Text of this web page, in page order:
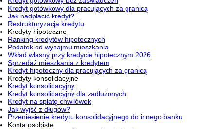
Kredyt gotówkowy dla pracujących za granicą
Jak nadpłacić kredyt?
Restrukturyzacja kredytu
Kredyty hipoteczne
Ranking kredytów hipotecznych
Podatek od wynajmu mieszkania
Wkład własny przy kredycie hipotecznym 2026
Sprzedaż mieszkania z kredytem
Kredyt hipoteczny dla pracujących za granicą
Kredyty konsolidacyjne
Kredyt konsolidacyjny
Kredyt konsolidacyjny dla zadłużonych
Kredyt na spłatę chwilówek
Jak wyjść z długów?
Przeniesienie kredytu konsolidacyjnego do innego banku
Konta osobiste